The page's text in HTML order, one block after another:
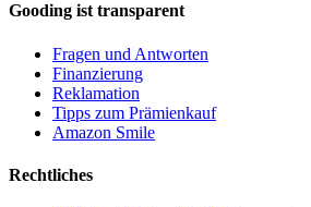
Gooding ist transparent
Fragen und Antworten
Finanzierung
Reklamation
Tipps zum Prämienkauf
Amazon Smile
Rechtliches